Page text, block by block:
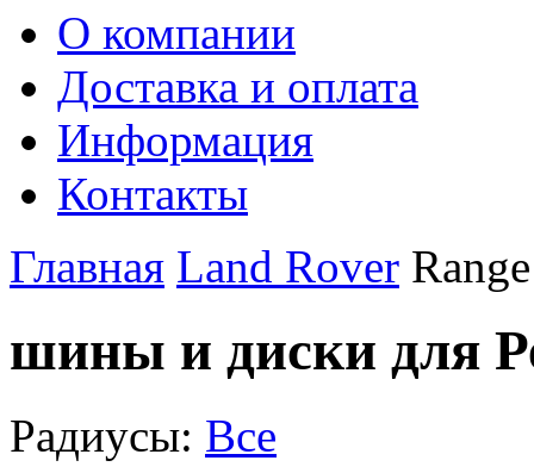
О компании
Доставка и оплата
Информация
Контакты
Главная Land Rover
шины и диски для
Радиусы: Все